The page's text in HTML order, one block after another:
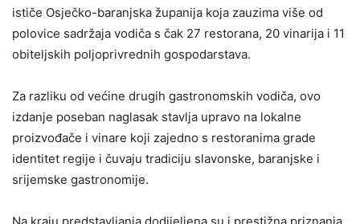
ističe Osječko-baranjska županija koja zauzima više od
polovice sadržaja vodiča s čak 27 restorana, 20 vinarija i 11
obiteljskih poljoprivrednih gospodarstava.
Za razliku od većine drugih gastronomskih vodiča, ovo
izdanje poseban naglasak stavlja upravo na lokalne
proizvođače i vinare koji zajedno s restoranima grade
identitet regije i čuvaju tradiciju slavonske, baranjske i
srijemske gastronomije.